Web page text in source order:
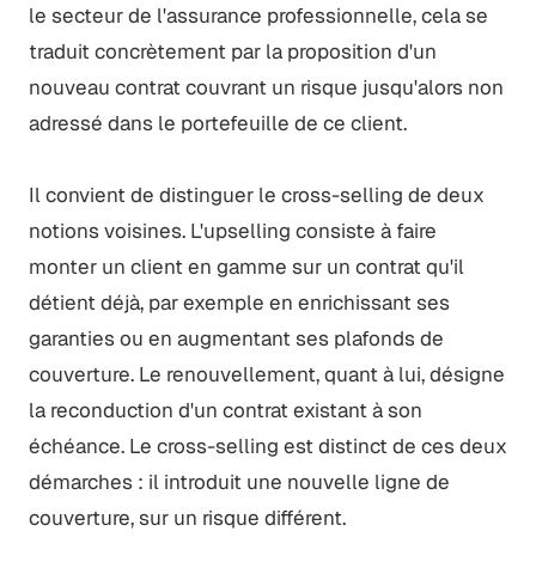
le secteur de l'assurance professionnelle, cela se
traduit concrètement par la proposition d'un
nouveau contrat couvrant un risque jusqu'alors non
adressé dans le portefeuille de ce client.
Il convient de distinguer le cross-selling de deux
notions voisines. L'upselling consiste à faire
monter un client en gamme sur un contrat qu'il
détient déjà, par exemple en enrichissant ses
garanties ou en augmentant ses plafonds de
couverture. Le renouvellement, quant à lui, désigne
la reconduction d'un contrat existant à son
échéance. Le cross-selling est distinct de ces deux
démarches : il introduit une nouvelle ligne de
couverture, sur un risque différent.